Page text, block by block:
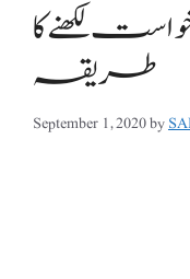
لکھنے کا
طریقہ
September 1, 2020by